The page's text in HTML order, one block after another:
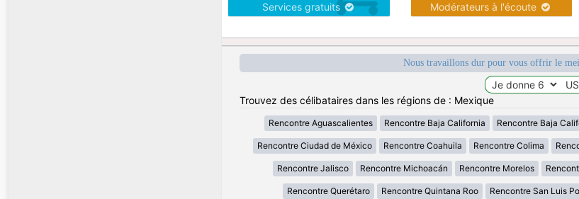
Services gratuits Modérateurs à l'écoute
Nous travaillons dur pour vous offrir le
Trouvez des célibataires dans les régions de : Mexique
Rencontre Aguascalientes Rencontre Baja California Rencontre Baja
Rencontre Ciudad de México Rencontre Coahuila Rencontre Colima
Rencontre Jalisco Rencontre Michoacán Rencontre Morelos
Rencontre Querétaro Rencontre Quintana Roo Rencontre San Luis